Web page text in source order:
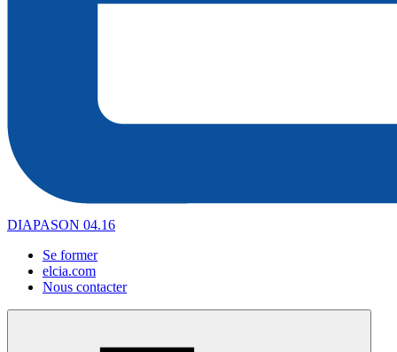
DIAPASON 04.16
Se former
elcia.com
Nous contacter